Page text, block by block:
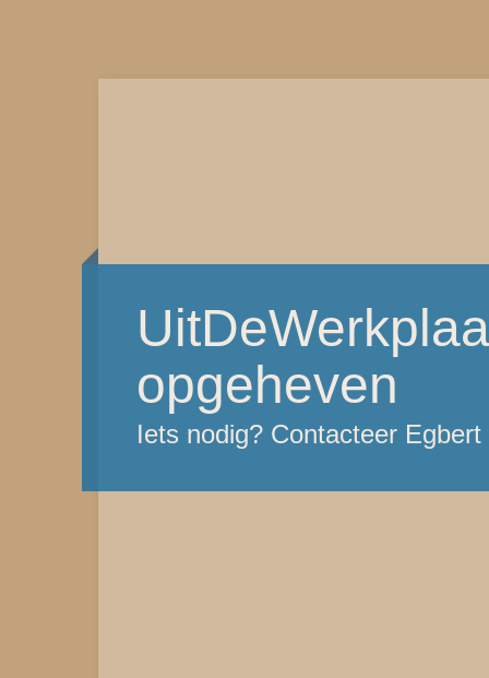
opgeheven
Iets nodig? Contacteer